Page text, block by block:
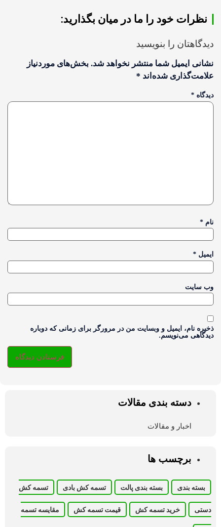
نظرات خود را ما در میان بگذارید:
دیدگاهتان را بنویسید
نشانی ایمیل شما منتشر نخواهد شد. بخش‌های موردنیاز
علامت‌گذاری شده‌اند *
دیدگاه *
نام *
ایمیل *
وب‌ سایت
ذخیره نام، ایمیل و وبسایت من در مرورگر برای زمانی که دوباره
دیدگاهی می‌نویسم.
دسته بندی مقالات
اخبار و مقالات
برچسب ها
بسته بندی بسته بندی پالت تسمه کش بادی تسمه کش
دستی خرید تسمه کش قیمت تسمه کش مقایسه تسمه